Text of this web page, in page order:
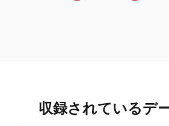
収録されているデ